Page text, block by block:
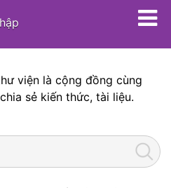
viện là cộng đồng cùng
sẻ kiến thức, tài liệu.